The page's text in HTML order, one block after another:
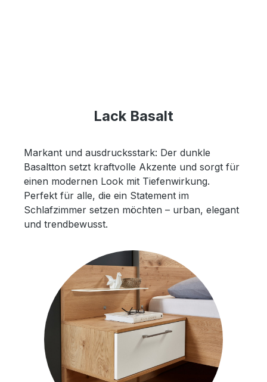
Lack Basalt
Markant und ausdrucksstark: Der dunkle
Basaltton setzt kraftvolle Akzente und sorgt für
einen modernen Look mit Tiefenwirkung.
Perfekt für alle, die ein Statement im
Schlafzimmer setzen möchten – urban, elegant
und trendbewusst.